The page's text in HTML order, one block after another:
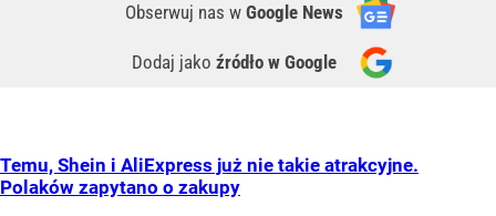
Obserwuj nas w Google News
Dodaj jako źródło w Google
Temu, Shein i AliExpress już nie takie atrakcyjne.
Polaków zapytano o zakupy